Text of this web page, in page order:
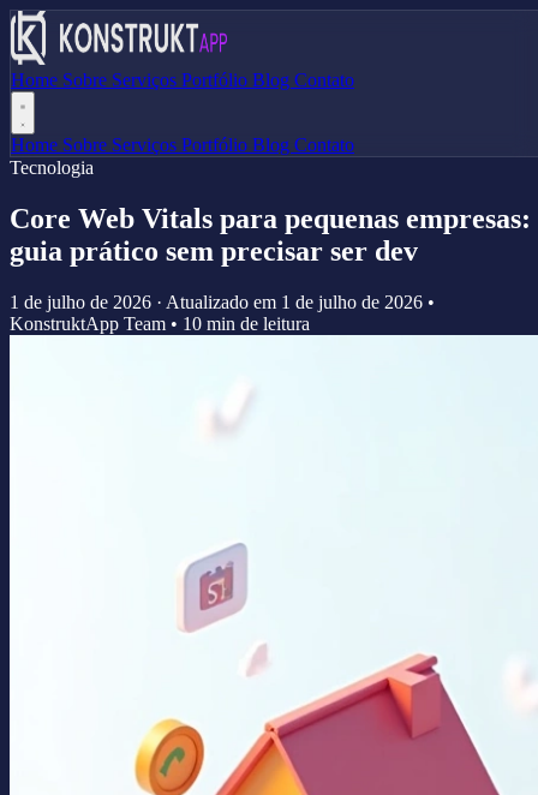
Home Sobre Serviços Portfólio Blog Contato
Home Sobre Serviços Portfólio Blog Contato
Tecnologia
Core Web Vitals para pequenas empresas:
guia prático sem precisar ser dev
1 de julho de 2026 · Atualizado em 1 de julho de 2026 •
KonstruktApp Team • 10 min de leitura